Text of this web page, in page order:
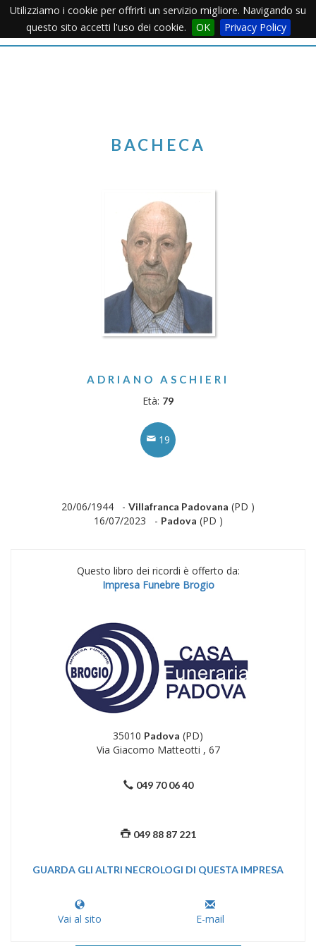
Utilizziamo i cookie per offrirti un servizio migliore. Navigando su
questo sito accetti l'uso dei cookie.
OK Privacy PolicyMenu
BACHECA
ADRIANO ASCHIERI
Età: 79
19
20/06/1944 - Villafranca Padovana (PD )
16/07/2023 - Padova (PD )
Questo libro dei ricordi è offerto da:
Impresa Funebre Brogio
35010 Padova (PD)
Via Giacomo Matteotti , 67
049 70 06 40
049 88 87 221
GUARDA GLI ALTRI NECROLOGI DI QUESTA IMPRESA
Vai al sito E-mail